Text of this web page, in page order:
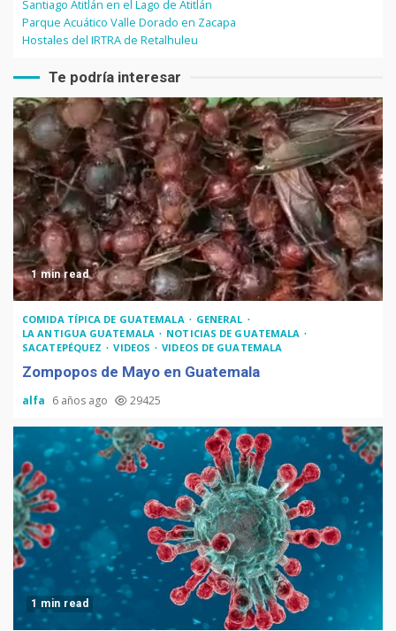
Santiago Atitlán en el Lago de Atitlán
Parque Acuático Valle Dorado en Zacapa
Hostales del IRTRA de Retalhuleu
Te podría interesar
1 min read
COMIDA TÍPICA DE GUATEMALA
GENERAL
LA ANTIGUA GUATEMALA
NOTICIAS DE GUATEMALA
SACATEPÉQUEZ
VIDEOS VIDEOS DE GUATEMALA
Zompopos de Mayo en Guatemala
alfa 6 años ago 29425
1 min read